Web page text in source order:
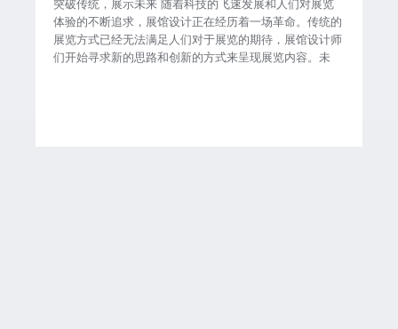
突破传统，展示未来 随着科技的飞速发展和人们对展览
体验的不断追求，展馆设计正在经历着一场革命。传统的
展览方式已经无法满足人们对于展览的期待，展馆设计师
们开始寻求新的思路和创新的方式来呈现展览内容。未